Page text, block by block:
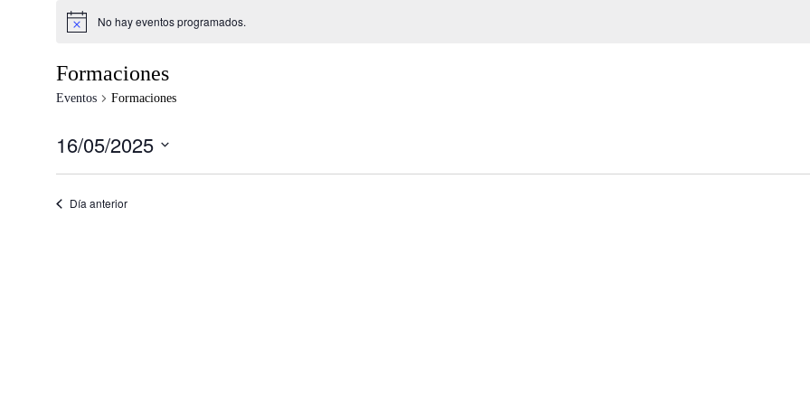
No hay eventos programados.
Formaciones
Eventos Formaciones
16/05/2025
fecha.
Día anterior